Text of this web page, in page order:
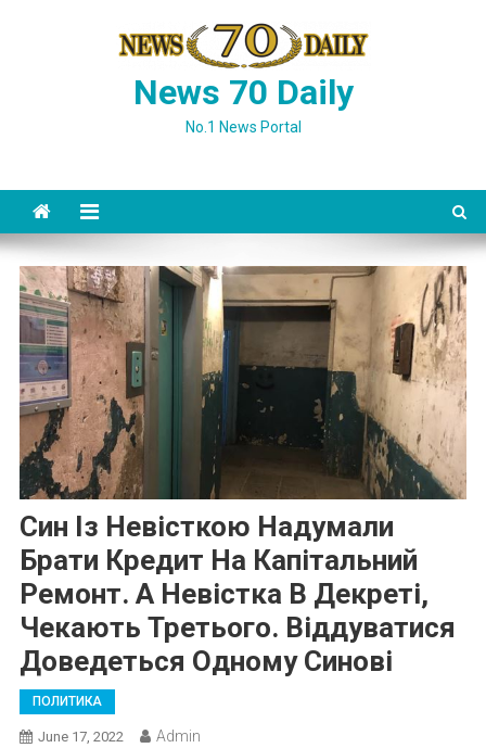
News 70 Daily
No.1 News Portal
Син Із Невісткою Надумали
Брати Кредит На Капітальний
Ремонт. А Невістка В Декреті,
Чекають Третього. Віддуватися
Доведеться Одному Синові
ПОЛИТИКА
June 17, 2022 Admin